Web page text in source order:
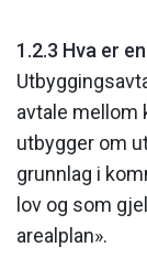
1.2.3 Hva er
avtale mellom
utbygger om
grunnlag i
lov og som
arealplan».